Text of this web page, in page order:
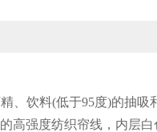
、饮料(低于95度)的抽吸
高强度纺织帘线，内层白